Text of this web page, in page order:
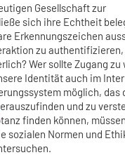
Gesellschaft zur
sich ihre Echtheit
Erkennungszeichen
zu
Wer sollte Zugang zu
Identität auch im
möglich, das
und zu
finden können,
sozialen Normen und